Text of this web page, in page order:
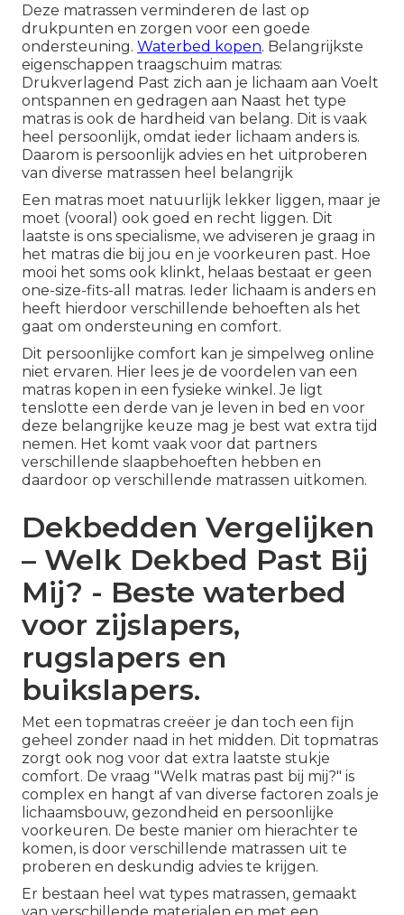
Deze matrassen verminderen de last op
drukpunten en zorgen voor een goede
ondersteuning. Waterbed kopen. Belangrijkste
eigenschappen traagschuim matras:
Drukverlagend Past zich aan je lichaam aan Voelt
ontspannen en gedragen aan Naast het type
matras is ook de hardheid van belang. Dit is vaak
heel persoonlijk, omdat ieder lichaam anders is.
Daarom is persoonlijk advies en het uitproberen
van diverse matrassen heel belangrijk
Een matras moet natuurlijk lekker liggen, maar je
moet (vooral) ook goed en recht liggen. Dit
laatste is ons specialisme, we adviseren je graag in
het matras die bij jou en je voorkeuren past. Hoe
mooi het soms ook klinkt, helaas bestaat er geen
one-size-fits-all matras. Ieder lichaam is anders en
heeft hierdoor verschillende behoeften als het
gaat om ondersteuning en comfort.
Dit persoonlijke comfort kan je simpelweg online
niet ervaren. Hier lees je de voordelen van een
matras kopen in een fysieke winkel. Je ligt
tenslotte een derde van je leven in bed en voor
deze belangrijke keuze mag je best wat extra tijd
nemen. Het komt vaak voor dat partners
verschillende slaapbehoeften hebben en
daardoor op verschillende matrassen uitkomen.
Dekbedden Vergelijken
– Welk Dekbed Past Bij
Mij? - Beste waterbed
voor zijslapers,
rugslapers en
buikslapers.
Met een topmatras creëer je dan toch een fijn
geheel zonder naad in het midden. Dit topmatras
zorgt ook nog voor dat extra laatste stukje
comfort. De vraag "Welk matras past bij mij?" is
complex en hangt af van diverse factoren zoals je
lichaamsbouw, gezondheid en persoonlijke
voorkeuren. De beste manier om hierachter te
komen, is door verschillende matrassen uit te
proberen en deskundig advies te krijgen.
Er bestaan heel wat types matrassen, gemaakt